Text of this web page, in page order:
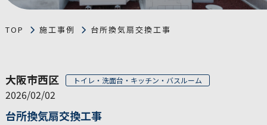
TOP 施工事例 台所換気扇交換工事
大阪市西区 トイレ・洗面台・キッチン・バスルーム
2026/02/02
台所換気扇交換工事